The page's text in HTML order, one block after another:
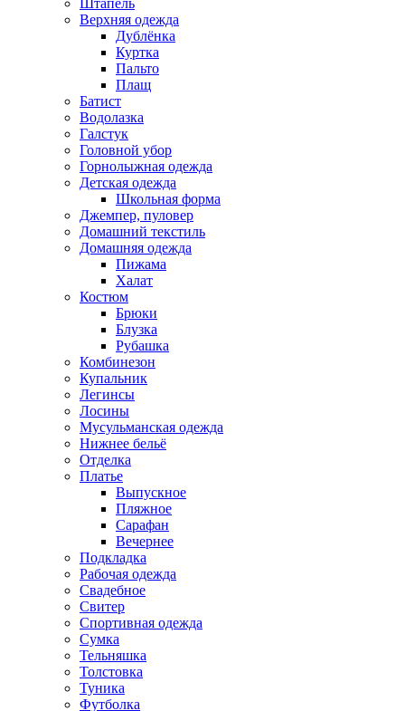
Верхняя одежда
Дублёнка
Куртка
Пальто
Плащ
Батист
Водолазка
Галстук
Головной убор
Горнолыжная одежда
Детская одежда
Школьная форма
Джемпер, пуловер
Домашний текстиль
Домашняя одежда
Пижама
Халат
Костюм
Брюки
Блузка
Рубашка
Комбинезон
Купальник
Легинсы
Лосины
Мусульманская одежда
Нижнее бельё
Отделка
Платье
Выпускное
Пляжное
Сарафан
Вечернее
Подкладка
Рабочая одежда
Свадебное
Свитер
Спортивная одежда
Сумка
Тельняшка
Толстовка
Туника
Футболка